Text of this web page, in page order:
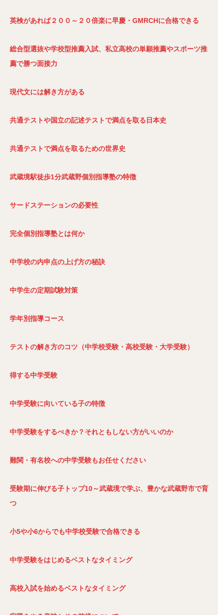
英検があれば２００～２０倍楽に早慶・GMRCHに合格できる
総合型選抜や学校型推薦入試、私立高校の単願推薦やスポーツ推
薦で勝つ面接力
現代文には解き方がある
共通テストや国立の記述テストで満点を取る日本史
共通テストで満点を取るための世界史
武蔵境駅徒歩1分武蔵野個別指導塾の特徴
サードステーションの必要性
完全個別指導塾とは何か
中学校の内申点の上げ方の秘訣
中学生の定期試験対策
学年別指導コース
テストの解き方のコツ（中学校受験・高校受験・大学受験）
得する中学受験
中学受験に向いている子の特徴
中学受験をするべきか？それともしない方がいいのか
難関・有名校への中学受験もお任せください
受験期に伸びる子トップ10～武蔵境で学ぶ、豊かな武蔵野市で育
つ
小5や小6からでも中学校受験で合格できる
中学受験をはじめるベストなタイミング
高校入試を始めるベストなタイミング